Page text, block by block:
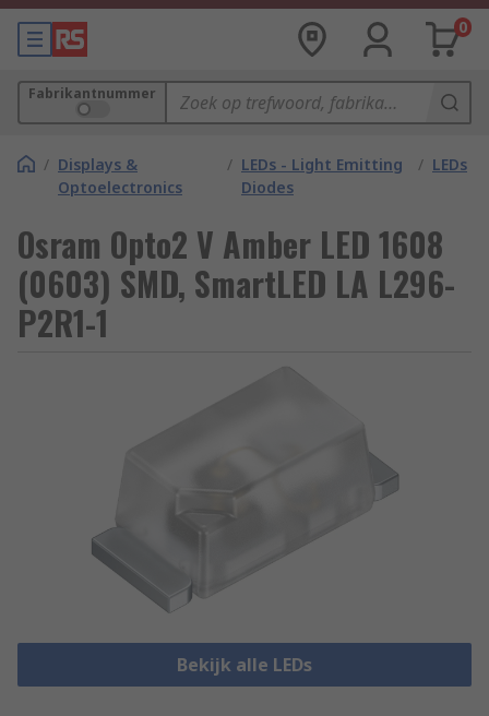
0
Fabrikantnummer
/ Displays &
Optoelectronics
/ LEDs - Light Emitting
Diodes
/ LEDs
Osram Opto2 V Amber LED 1608
(0603) SMD, SmartLED LA L296-
P2R1-1
Bekijk alle LEDs